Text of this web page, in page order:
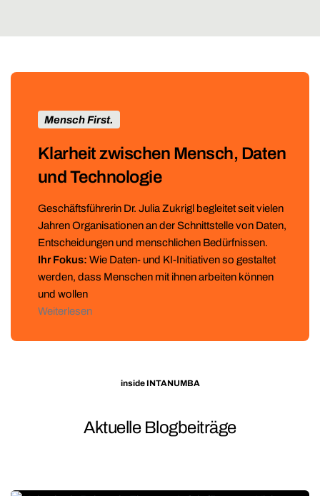
Mensch First.
Klarheit zwischen Mensch, Daten
und Technologie
Geschäftsführerin Dr. Julia Zukrigl begleitet seit vielen
Jahren Organisationen an der Schnittstelle von Daten,
Entscheidungen und menschlichen Bedürfnissen.
Ihr Fokus: Wie Daten- und KI-Initiativen so gestaltet
werden, dass Menschen mit ihnen arbeiten können
und wollen
Weiterlesen
inside INTANUMBA
Aktuelle Blogbeiträge